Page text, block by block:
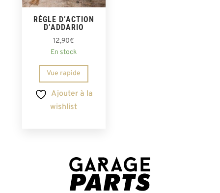
RÈGLE D’ACTION
D’ADDARIO
12,90€
En stock
Vue rapide
Ajouter à la
wishlist